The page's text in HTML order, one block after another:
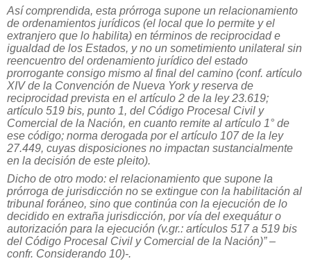
Así comprendida, esta prórroga supone un relacionamiento
de ordenamientos jurídicos (el local que lo permite y el
extranjero que lo habilita) en términos de reciprocidad e
igualdad de los Estados, y no un sometimiento unilateral sin
reencuentro del ordenamiento jurídico del estado
prorrogante consigo mismo al final del camino (conf. artículo
XIV de la Convención de Nueva York y reserva de
reciprocidad prevista en el artículo 2 de la ley 23.619;
artículo 519 bis, punto 1, del Código Procesal Civil y
Comercial de la Nación, en cuanto remite al artículo 1° de
ese código; norma derogada por el artículo 107 de la ley
27.449, cuyas disposiciones no impactan sustancialmente
en la decisión de este pleito).
Dicho de otro modo: el relacionamiento que supone la
prórroga de jurisdicción no se extingue con la habilitación al
tribunal foráneo, sino que continúa con la ejecución de lo
decidido en extraña jurisdicción, por vía del exequátur o
autorización para la ejecución (v.gr.: artículos 517 a 519 bis
del Código Procesal Civil y Comercial de la Nación)” –
confr. Considerando 10)-.